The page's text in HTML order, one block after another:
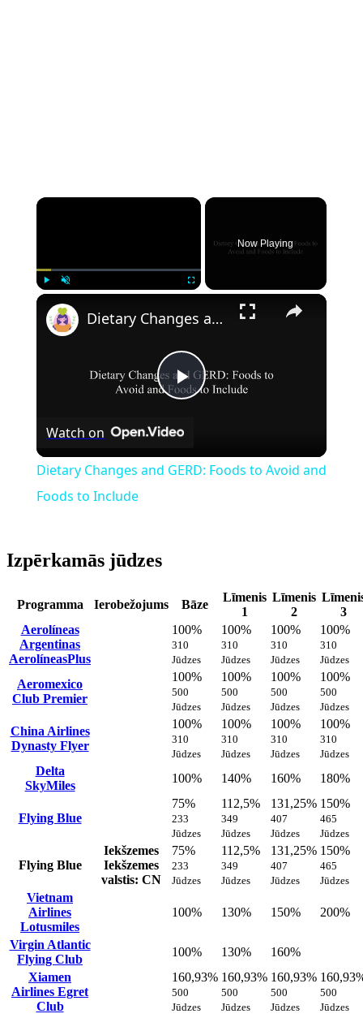
Now Playing
Play
Dietary Changes and GERD: Foods to Avoid and Foods to Include
Watch on
Dietary Changes and GERD: Foods to Avoid and
Foods to Include
Izpērkamās jūdzes
Programma Ierobežojums Bāze
Līmenis
1
Līmenis
2
3
Aerolíneas
Argentinas
AerolíneasPlus
100%
310
Jūdzes
100%
310
Jūdzes
100%
310
Jūdzes
100%
310
Jūdzes
Aeromexico
Club Premier
100%
500
Jūdzes
100%
500
Jūdzes
100%
500
Jūdzes
100%
500
Jūdzes
China Airlines
Dynasty Flyer
100%
310
Jūdzes
100%
310
Jūdzes
100%
310
Jūdzes
100%
310
Jūdzes
Delta
SkyMiles
100% 140% 160% 180%
Flying Blue
75%
233
Jūdzes
112,5%
349
Jūdzes
131,25%
407
Jūdzes
150%
465
Jūdzes
Flying Blue
Iekšzemes
Iekšzemes
valstis: CN
75%
233
Jūdzes
112,5%
349
Jūdzes
131,25%
407
Jūdzes
150%
465
Jūdzes
Vietnam
Airlines
Lotusmiles
100% 130% 150% 200%
Virgin Atlantic
Flying Club
100% 130%
160%
Xiamen
Airlines Egret
Club
160,93%
500
Jūdzes
160,93%
500
Jūdzes
160,93%
500
Jūdzes
500
Jūdzes